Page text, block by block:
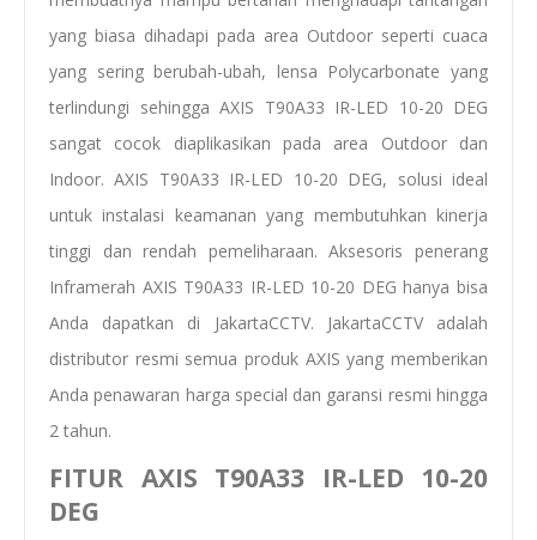
yang biasa dihadapi pada area Outdoor seperti cuaca
yang sering berubah-ubah, lensa Polycarbonate yang
terlindungi sehingga AXIS T90A33 IR-LED 10-20 DEG
sangat cocok diaplikasikan pada area Outdoor dan
Indoor. AXIS T90A33 IR-LED 10-20 DEG, solusi ideal
untuk instalasi keamanan yang membutuhkan kinerja
tinggi dan rendah pemeliharaan. Aksesoris penerang
Inframerah AXIS T90A33 IR-LED 10-20 DEG hanya bisa
Anda dapatkan di JakartaCCTV. JakartaCCTV adalah
distributor resmi semua produk AXIS yang memberikan
Anda penawaran harga special dan garansi resmi hingga
2 tahun.
FITUR AXIS T90A33 IR-LED 10-20
DEG